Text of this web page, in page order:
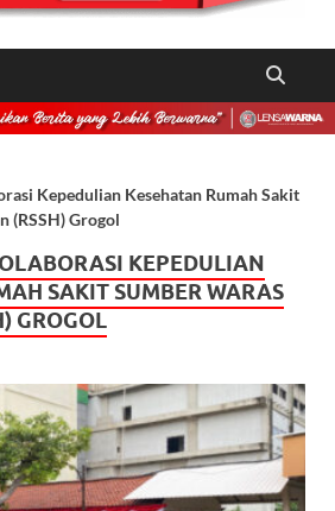
Kepedulian Kesehatan Rumah Sakit
(RSSH) Grogol
KEPEDULIAN
SAKIT SUMBER WARAS
GROGOL